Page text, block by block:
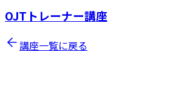
OJTトレーナー講座
講座一覧に戻る